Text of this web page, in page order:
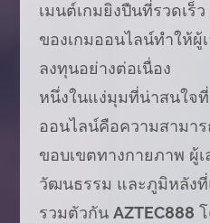
เมนต์เกมยิงปืนที่รวดเร็
ของเกมออนไลน์ทำให้ผู้
ลงทุนอย่างต่อเนื่อง
หนึ่งในแง่มุมที่น่าสนใจที่
ออนไลน์คือความสามา
ขอบเขตทางกายภาพ ผู้
วัฒนธรรม และภูมิหลัง
รวมตัวกัน AZTEC888